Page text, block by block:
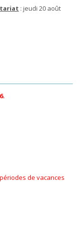
: jeudi 20 août
de vacances